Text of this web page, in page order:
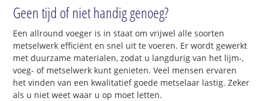
Geen tijd of niet handig genoeg?
Een allround voeger is in staat om vrijwel alle soorten
metselwerk efficiënt en snel uit te voeren. Er wordt gewerkt
met duurzame materialen, zodat u langdurig van het lijm-,
voeg- of metselwerk kunt genieten. Veel mensen ervaren
het vinden van een kwalitatief goede metselaar lastig. Zeker
als u niet weet waar u op moet letten.